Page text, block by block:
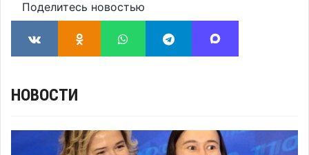
Поделитесь новостью
НОВОСТИ